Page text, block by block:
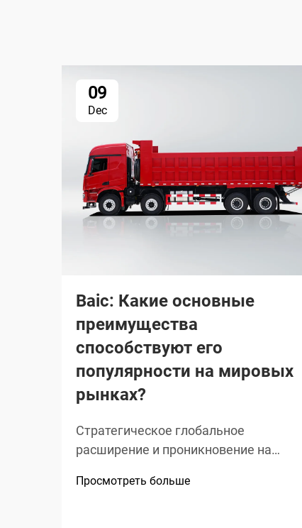
09
Dec
Baic: Какие основные
преимущества
способствуют его
популярности на мировых
рынках?
Стратегическое глобальное
расширение и проникновение на
регионе Ближнего Востока и Северной
Просмотреть больше